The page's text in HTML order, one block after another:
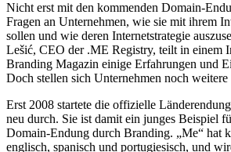
Nicht erst mit den kommenden Domain-
Fragen an Unternehmen, wie sie mit ihrem
sollen und wie deren Internetstrategie
Lešić, CEO der .ME Registry, teilt in einem
Branding Magazin einige Erfahrungen und
Doch stellen sich Unternehmen noch weitere
Erst 2008 startete die offizielle
neu durch. Sie ist damit ein junges Beispiel
Domain-Endung durch Branding. „Me“ hat
englisch, spanisch und portugiesisch, und